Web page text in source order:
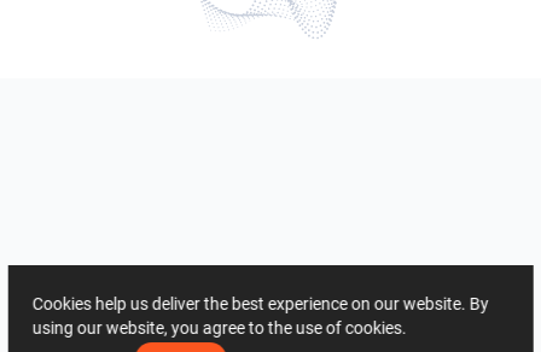
Cookies help us deliver the best experience on our website. By
using our website, you agree to the use of cookies.